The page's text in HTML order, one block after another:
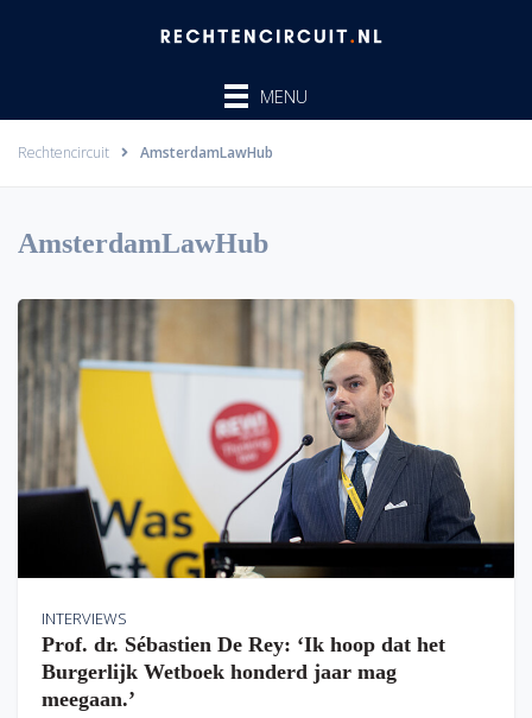
MENU
Rechtencircuit AmsterdamLawHub
AmsterdamLawHub
INTERVIEWS
Prof. dr. Sébastien De Rey: ‘Ik hoop dat het
Burgerlijk Wetboek honderd jaar mag
meegaan.’